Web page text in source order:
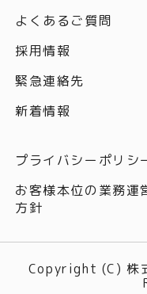
よくあるご質問
採用情報
緊急連絡先
新着情報
プライバシーポリシ
お客様本位の業務運
方針
Copyright (C) 株